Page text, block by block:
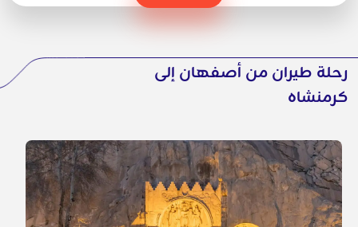
رحلة طيران من أصفهان إلى
كرمنشاه